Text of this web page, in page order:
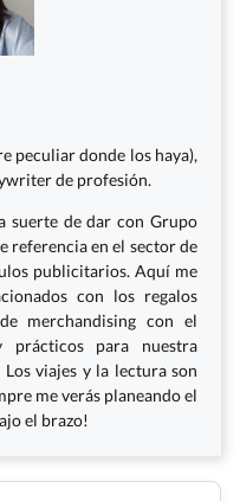
peculiar donde los haya),
de profesión.
suerte de dar con Grupo
referencia en el sector de
publicitarios. Aquí me
con los regalos
merchandising con el
para nuestra
Los viajes y la lectura son
me verás planeando el
el brazo!